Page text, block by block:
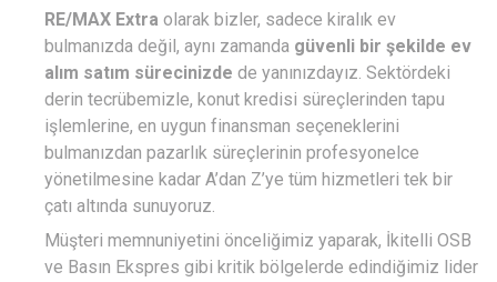
RE/MAX Extra olarak bizler, sadece kiralık ev
bulmanızda değil, aynı zamanda güvenli bir şekilde ev
alım satım sürecinizde de yanınızdayız. Sektördeki
derin tecrübemizle, konut kredisi süreçlerinden tapu
işlemlerine, en uygun finansman seçeneklerini
bulmanızdan pazarlık süreçlerinin profesyonelce
yönetilmesine kadar A’dan Z’ye tüm hizmetleri tek bir
çatı altında sunuyoruz.
Müşteri memnuniyetini önceliğimiz yaparak, İkitelli OSB
ve Basın Ekspres gibi kritik bölgelerde edindiğimiz lider